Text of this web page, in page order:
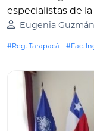
especialistas de
Eugenia Guzmán
#Reg. Tarapacá #Fac.